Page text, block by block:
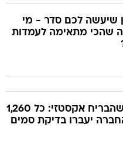
שיעשה לכם סדר - מי
שהכי מתאימה לעמדות
הטייס שהבריח אקסטזי: כל 1,260
יעברו בדיקת סמים